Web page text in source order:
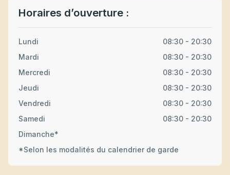
Horaires d’ouverture :
Lundi
08:30 - 20:30
Mardi
08:30 - 20:30
Mercredi
08:30 - 20:30
Jeudi
08:30 - 20:30
Vendredi
08:30 - 20:30
Samedi
08:30 - 20:30
Dimanche*
*Selon les modalités du calendrier de garde